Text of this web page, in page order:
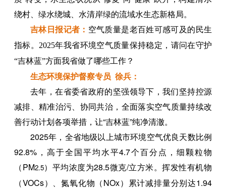
绕村、绿水绕城、水清岸绿的流域水生态新格局。
吉林日报记者： 空气质量是老百姓可感可及的民生
指标。2025年我省环境空气质量保持稳定，请问在守护
“吉林蓝”方面我省做了哪些工作？
生态环境保护督察专员 徐兵：
去年，在省委省政府的坚强领导下，我们坚持控源
减排、精准治污、协同共治，全面落实空气质量持续改
善行动计划各项举措，让“吉林蓝”纯净清澈。
2025年，全省地级以上城市环境空气优良天数比例
92.8%，高于全国平均水平4.7个百分点，细颗粒物
（PM2.5）平均浓度为28.5微克/立方米。挥发性有机物
（VOCs）、氮氧化物（NOx）累计减排量分别达1.94